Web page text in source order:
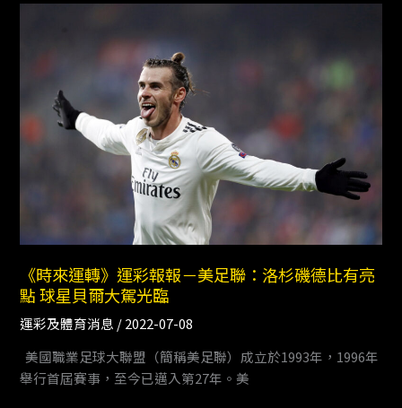
《時來運轉》運彩報報－美足聯：洛杉磯德比有亮
點 球星貝爾大駕光臨
運彩及體育消息 /2022-07-08
美國職業足球大聯盟（簡稱美足聯）成立於1993年，1996年
舉行首屆賽事，至今已邁入第27年。美
彩
報
聯：
洛
杉
磯
德
比
有